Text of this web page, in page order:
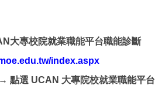
大專校院就業職能平台職能診斷
index.aspx
點選 UCAN 大專院校就業職能平台